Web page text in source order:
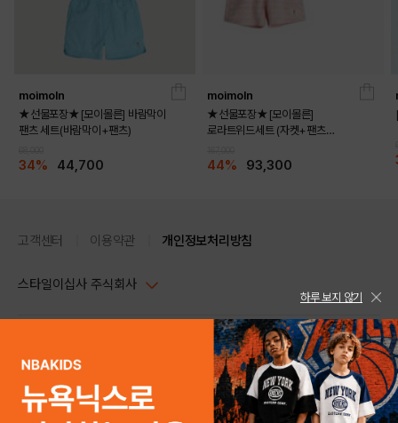
moimoln
★선물포장★[모이몰른] 바람막이
팬츠 세트(바람막이+팬츠)
34% 44,700
moimoln
★선물포장★[모이몰른]
로라트위드세트 (자켓+팬츠
44% 93,300
고객센터 이용약관 개인정보처리방침
스타일이십사 주식회사
주소 : 서울시 강남구 논현로 633, 6층 (논현동, 한세엠케이빌딩)
사업자등록번호 : 116-81-32499
통신판매업신고번호 : 제 2024-서울강남-04239
스타일24 고객센터 1544-5336
평일 09:00~ 18:00 (토/일/공휴일 휴무)
help Email : help@style24.com
하루 보지 않기